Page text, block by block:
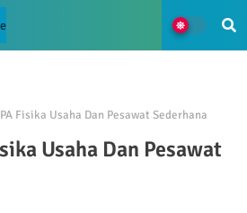
Fisika Usaha Dan Pesawat Sederhana
Usaha Dan Pesawat